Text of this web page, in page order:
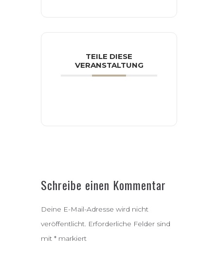
TEILE DIESE
VERANSTALTUNG
Schreibe einen Kommentar
Deine E-Mail-Adresse wird nicht
veröffentlicht. Erforderliche Felder sind
mit * markiert